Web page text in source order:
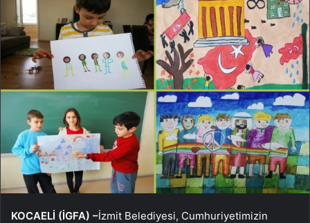
KOCAELİ (İGFA) –İzmit Belediyesi, Cumhuriyetimizin